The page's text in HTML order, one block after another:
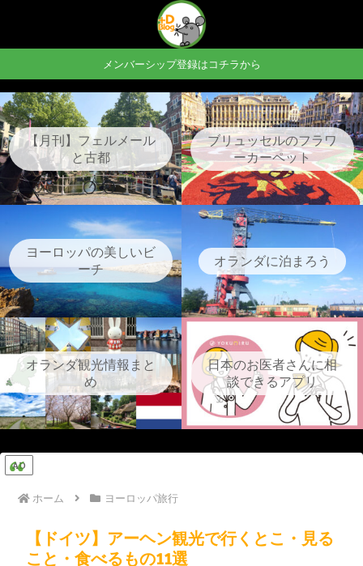
メンバーシップ登録はコチラから
【月刊】フェルメール
と古都
ブリュッセルのフラワ
ーカーペット
ヨーロッパの美しいビ
ーチ
オランダに泊まろう
オランダ観光情報まと
め
日本のお医者さんに相
談できるアプリ
AD
ホーム ヨーロッパ旅行
【ドイツ】アーヘン観光で行くとこ・見る
こと・食べるもの11選